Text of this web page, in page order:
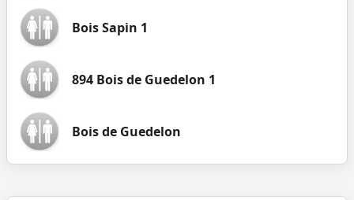
Bois Sapin 1
894 Bois de Guedelon 1
Bois de Guedelon